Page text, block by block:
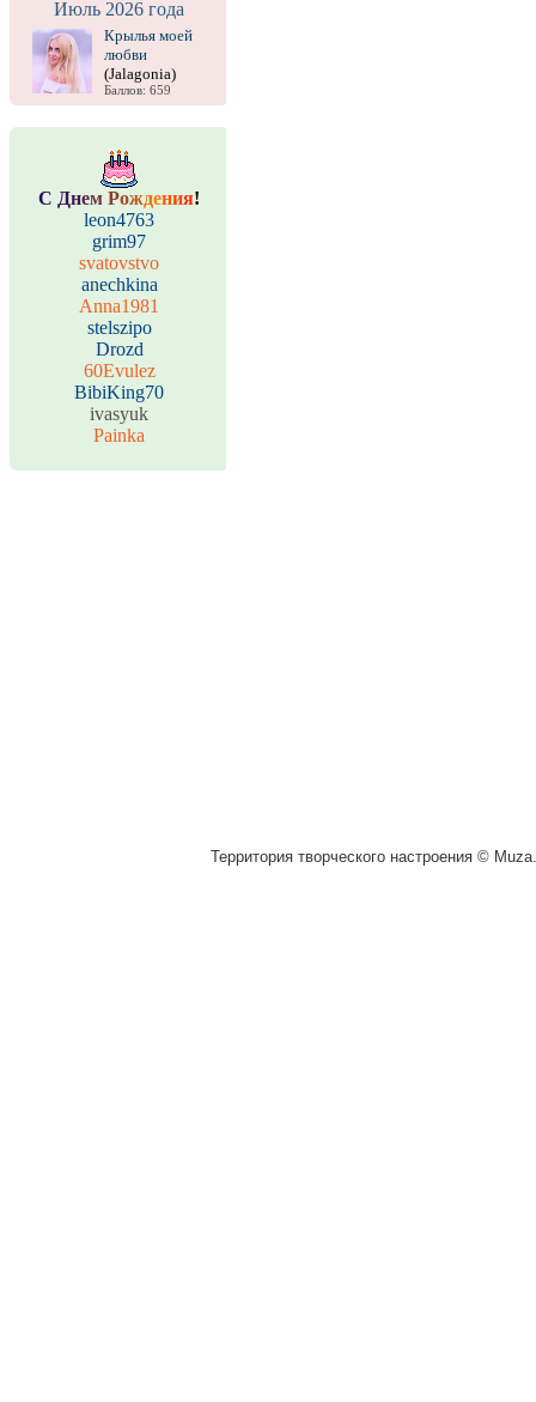
Июль 2026 года
Крылья моей
любви
(Jalagonia)
Баллов: 659
С Днем Рождения!
leon4763
grim97
svatovstvo
anechkina
Anna1981
stelszipo
Drozd
60Evulez
BibiKing70
ivasyuk
Painka
Территория творческого настроения ©